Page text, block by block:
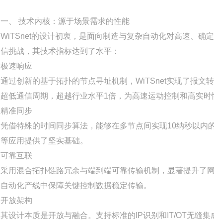
一、 技术内核：源于场景需求的性能
WiTSnet的设计初衷，是面向制造与复杂自动化对高速、确
信挑战，其技术指标达到了水平：
极速响应
通过创新的基于拓扑的节点寻址机制，WiTSnet实现了报文
超低通信周期，超越行业水平1倍，为高速运动控制和高实时
精准同步
凭借特殊的时间同步算法，能够在多节点间实现10纳秒以
等应用提供了坚实基础。
可靠互联
采用混合拓扑链路冗余与端到端可靠传输机制，显著提升了
自动化产线中保障关键控制数据稳定传输。
开放架构
其设计本质是开放与融合。支持标准的IP识别和IT/OT无缝